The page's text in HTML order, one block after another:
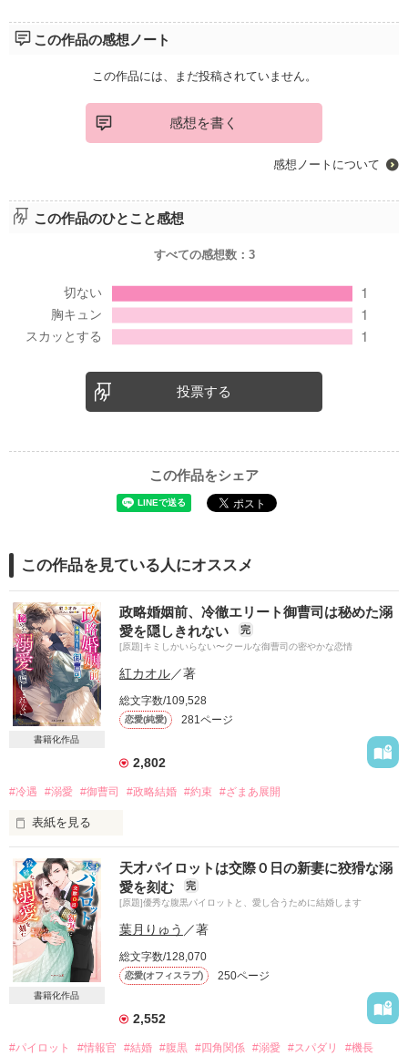
この作品の感想ノート
この作品には、まだ投稿されていません。
感想を書く
感想ノートについて
この作品のひとこと感想
すべての感想数： 3
投票する
この作品をシェア
この作品を見ている人にオススメ
書籍化作品
政略婚姻前、冷徹エリート御曹司は秘めた溺
愛を隠しきれない
完
[原題]キミしかいらない〜クールな御曹司の密やかな恋情
紅カオル／著
総文字数/109,528
恋愛(純愛) 281ページ
2,802
#冷遇 #溺愛 #御曹司 #政略結婚 #約束 #ざまあ展開
表紙を見る
愛人の娘として冷遇され育った明花は
ある日突然、結婚を言い渡される。
傾きかけた家業を助けるために
身を差し出した相手は――
＊＊＊＊＊＊
幸せとは遠い場所にいる
雪平　明花　26歳
書籍化作品
天才パイロットは交際０日の新妻に狡猾な溺
愛を刻む
完
[原題]優秀な腹黒パイロットと、愛し合うために結婚します
葉月りゅう ／著
総文字数/128,070
恋愛(オフィスラブ) 250ページ
2,552
#パイロット #情報官 #結婚 #腹黒 #四角関係 #溺愛 #スパダリ
#機長